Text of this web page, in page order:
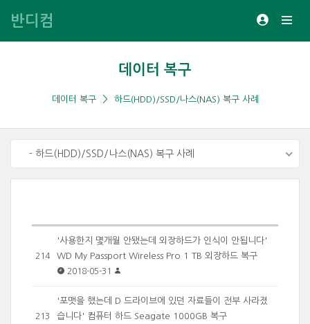
반디컴
데이터 복구
데이터 복구 하드(HDD)/SSD/나스(NAS) 복구 사례
- 하드(HDD)/SSD/나스(NAS) 복구 사례
214
'사용한지 몇개월 안됐는데 외장하드가 인식이 안됩니다'
WD My Passport Wireless Pro 1 TB 외장하드 복구
2018-05-31
213
'포맷을 했는데 D 드라이브에 있던 자료들이 전부 사라졌
습니다' 컴퓨터 하드 Seagate 1000GB 복구